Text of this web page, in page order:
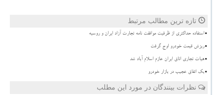
تازه ترین مطالب مرتبط
استفاده حداکثری از ظرفیت موافقت نامه تجارت آزاد ایران و روسیه
ریزش قیمت خودرو اوج گرفت
هیات تجاری اتاق ایران عازم اسلام آباد شد
بک اتفاق عجیب در بازار خودرو
نظرات بینندگان در مورد این مطلب